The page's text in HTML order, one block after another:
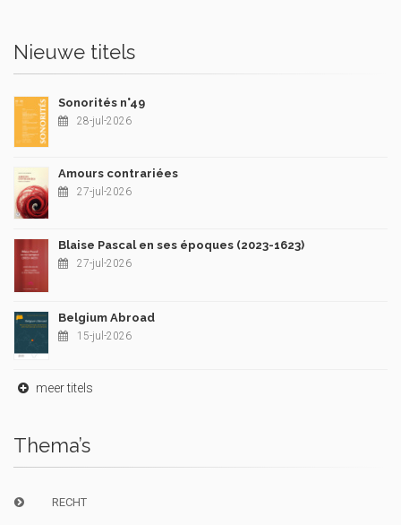
Nieuwe titels
Sonorités n°49
28-jul-2026
Amours contrariées
27-jul-2026
Blaise Pascal en ses époques (2023-1623)
27-jul-2026
Belgium Abroad
15-jul-2026
meer titels
Thema’s
RECHT